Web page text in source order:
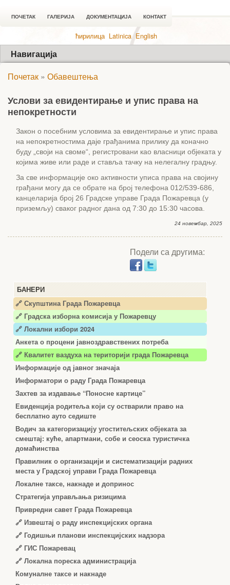
ПОЧЕТАК ГАЛЕРИЈА ДОКУМЕНТАЦИЈА КОНТАКТ
ћирилица Latinica English
Навигација
БАНЕРИ
🔗 Скупштина Града Пожаревца
🔗 Градска изборна комисија у Пожаревцу
🔗 Локални избори 2024
Анкета о процени јавноздравствених потреба
🔗 Квалитет ваздуха на територији града Пожаревца
Информације од јавног значаја
Информатори о раду Града Пожаревца
Захтев за издавање “Поносне картице”
Евиденција родитеља који су остварили право на
бесплатно ауто седиште
Водич за категоризацију угоститељских објеката за
смештај: куће, апартмани, собе и сеоска туристичка
домаћинства
Правилник о организацији и систематизацији радних
места у Градској управи Града Пожаревца
Локалне таксе, накнаде и допринос
Стратегија управљања ризицима
Привредни савет Града Пожаревца
🔗 Извештај о раду инспекцијских органа
🔗 Годишњи планови инспекцијских надзора
🔗 ГИС Пожаревац
🔗 Локална пореска администрација
Комуналне таксе и накнаде
Почетак » Обавештења
Услови за евидентирање и упис права на
непокретности
Закон о посебним условима за евидентирање и упис права
на непокретностима даје грађанима прилику да коначно
буду „своји на своме“, регистровани као власници објеката у
којима живе или раде и ставља тачку на нелегалну градњу.
За све информације око активности уписа права на својину
грађани могу да се обрате на број телефона 012/539-686,
канцеларија број 26 Градске управе Града Пожаревца (у
приземљу) сваког радног дана од 7:30 до 15:30 часова.
24 новембар, 2025
Подели са другима: